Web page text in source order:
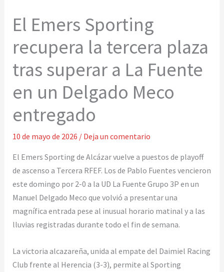
El Emers Sporting
recupera la tercera plaza
tras superar a La Fuente
en un Delgado Meco
entregado
10 de mayo de 2026 / Deja un comentario
El Emers Sporting de Alcázar vuelve a puestos de playoff
de ascenso a Tercera RFEF. Los de Pablo Fuentes vencieron
este domingo por 2-0 a la UD La Fuente Grupo 3P en un
Manuel Delgado Meco que volvió a presentar una
magnífica entrada pese al inusual horario matinal y a las
lluvias registradas durante todo el fin de semana.
La victoria alcazareña, unida al empate del Daimiel Racing
Club frente al Herencia (3-3), permite al Sporting